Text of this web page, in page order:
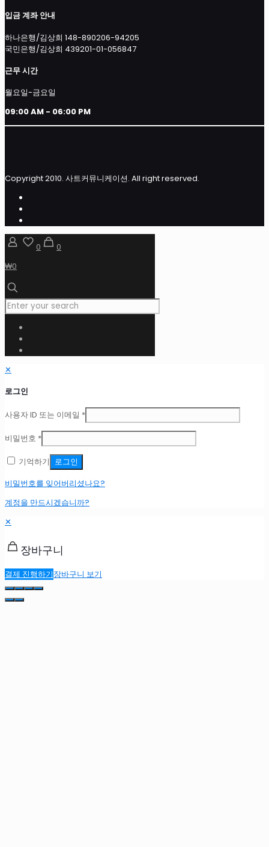
입금 계좌 안내
하나은행/김상희 148-890206-94205
국민은행/김상희 439201-01-056847
근무 시간
월요일-금요일
09:00 AM - 06:00 PM
Copyright 2010. 사트커뮤니케이션. All right reserved.
0
0
₩0
✕
로그인
사용자 ID 또는 이메일 *
비밀번호 *
기억하기 로그인
비밀번호를 잊어버리셨나요?
계정을 만드시겠습니까?
✕
장바구니
결제 진행하기장바구니 보기